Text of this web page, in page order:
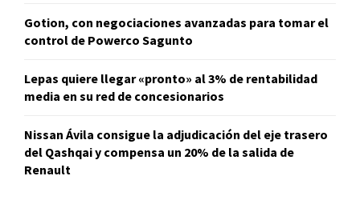
Gotion, con negociaciones avanzadas para tomar el
control de Powerco Sagunto
Lepas quiere llegar «pronto» al 3% de rentabilidad
media en su red de concesionarios
Nissan Ávila consigue la adjudicación del eje trasero
del Qashqai y compensa un 20% de la salida de
Renault